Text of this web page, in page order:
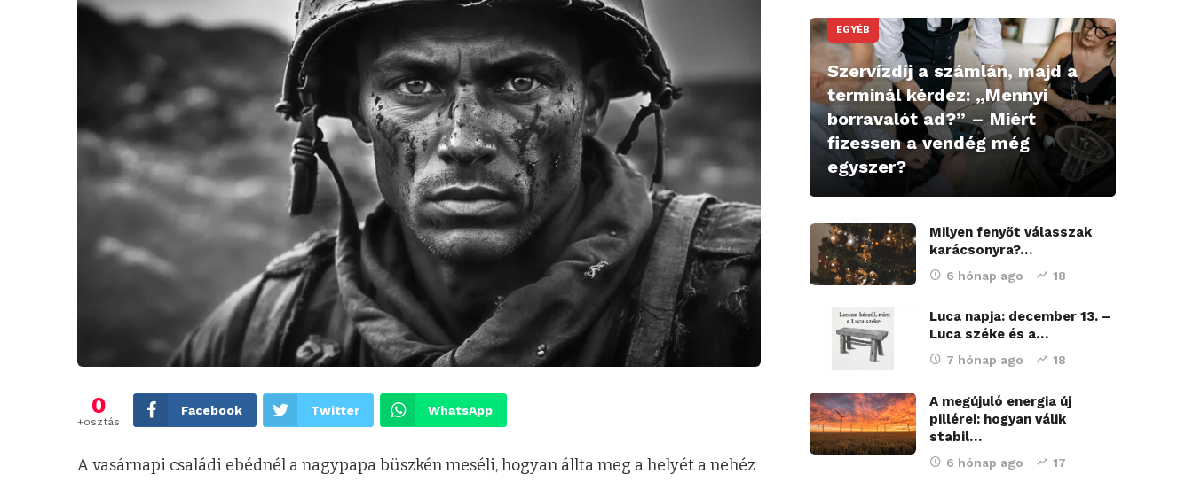
0
+osztás
Facebook Twitter WhatsApp
A vasárnapi családi ebédnél a nagypapa büszkén meséli, hogyan állta meg a helyét a nehéz
EGYÉB
Szervízdíj a számlán, majd a
terminál kérdez: „Mennyi
borravalót ad?” – Miért
fizessen a vendég még
egyszer?
Milyen fenyőt válasszak
karácsonyra?…
6 hónap ago 18
Luca napja: december 13. –
Luca széke és a…
7 hónap ago 18
A megújuló energia új
pillérei: hogyan válik
stabil…
6 hónap ago 17